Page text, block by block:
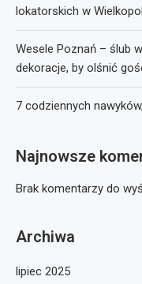
lokatorskich w
Wesele Poznań – ślub
dekoracje, by olśnić
7 codziennych
Najnowsze
Brak komentarzy do
Archiwa
lipiec 2025